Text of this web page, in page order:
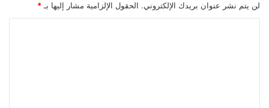
لن يتم نشر عنوان بريدك الإلكتروني. الحقول الإلزامية مشار إليها بـ *